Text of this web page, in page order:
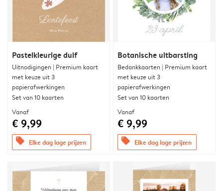
Pastelkleurige duif
Uitnodigingen | Premium kaart
met keuze uit 3
papierafwerkingen
Set van 10 kaarten
Vanaf
€ 9,99
offers Elke dag lage prijzen
Botanische uitbarsting
Bedankkaarten | Premium kaart
met keuze uit 3
papierafwerkingen
Set van 10 kaarten
Vanaf
€ 9,99
offers Elke dag lage prijzen